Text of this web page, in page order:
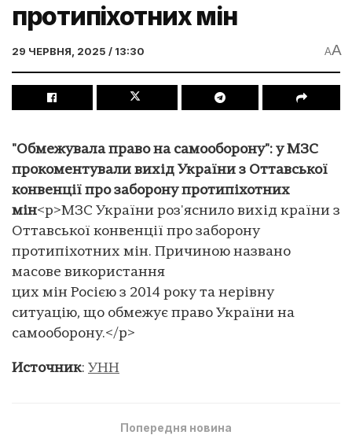
протипіхотних мін
29 ЧЕРВНЯ, 2025 / 13:30 AA
"Обмежувала право на самооборону": у МЗС
прокоментували вихід України з Оттавської
конвенції про заборону протипіхотних
мін<p>МЗС України роз'яснило вихід країни з
Оттавської конвенції про заборону
протипіхотних мін. Причиною названо
масове використання
цих мін Росією з 2014 року та нерівну
ситуацію, що обмежує право України на
самооборону.</p>
Источник: УНН
Попередня новина